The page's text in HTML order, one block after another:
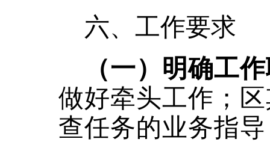
六、工作要求
（一）明确工
做好牵头工作；
查任务的业务指